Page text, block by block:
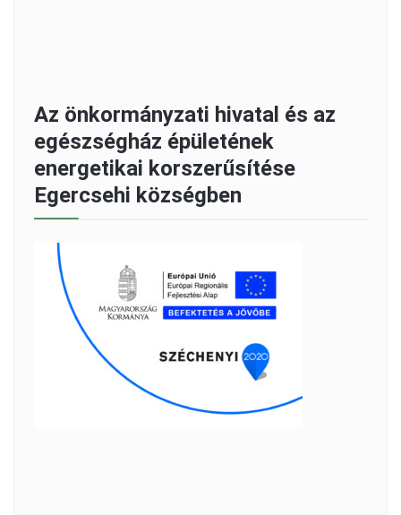
Az önkormányzati hivatal és az
egészségház épületének
energetikai korszerűsítése
Egercsehi községben